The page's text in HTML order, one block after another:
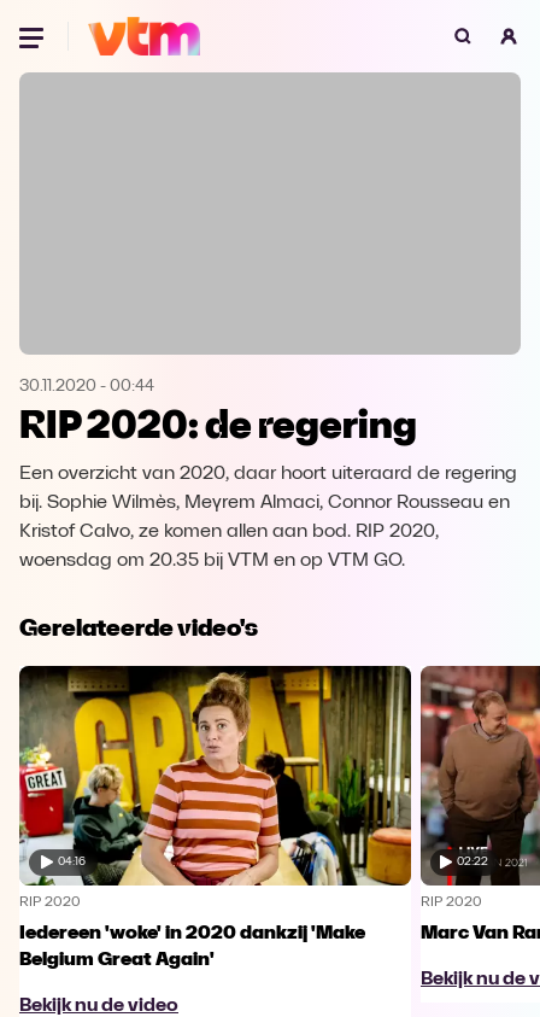
Oeps, browser niet ondersteund
Microsoft Edge Download
30.11.2020 - 00:44
RIP 2020: de regering
Een overzicht van 2020, daar hoort uiteraard de regering
bij. Sophie Wilmès, Meyrem Almaci, Connor Rousseau en
Kristof Calvo, ze komen allen aan bod. RIP 2020,
woensdag om 20.35 bij VTM en op VTM GO.
Gerelateerde video's
04:16
RIP 2020
Iedereen 'woke' in 2020 dankzij 'Make
Belgium Great Again'
Bekijk nu de video
02:22
RIP 2020
Marc Van
Bekijk nu de